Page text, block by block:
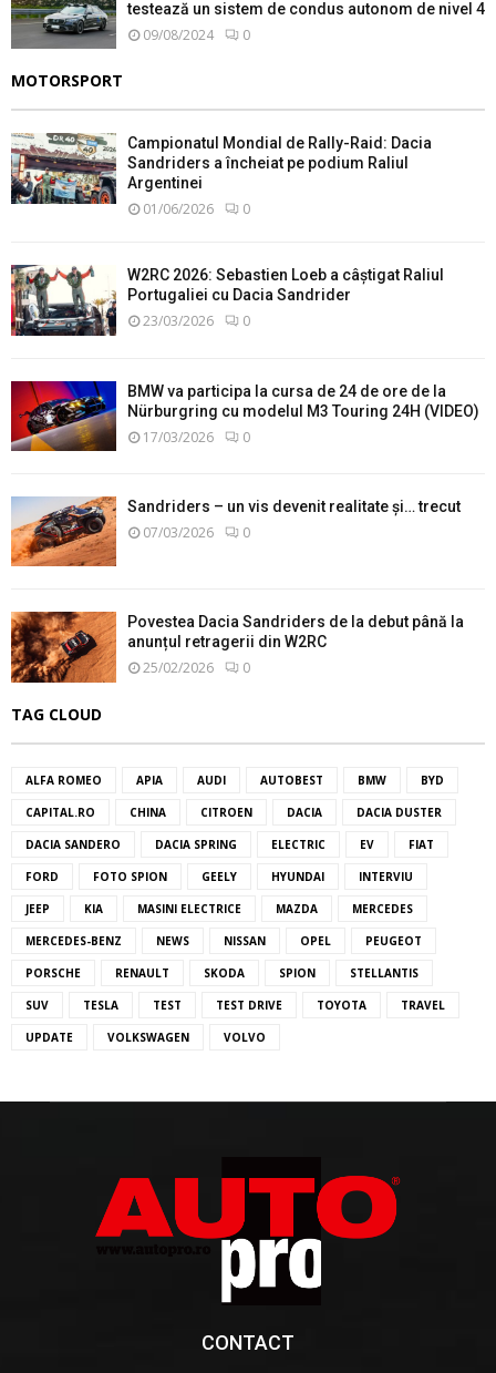
testează un sistem de condus autonom de nivel 4
09/08/2024 0
MOTORSPORT
Campionatul Mondial de Rally-Raid: Dacia
Sandriders a încheiat pe podium Raliul
Argentinei
01/06/2026 0
W2RC 2026: Sebastien Loeb a câștigat Raliul
Portugaliei cu Dacia Sandrider
23/03/2026 0
BMW va participa la cursa de 24 de ore de la
Nürburgring cu modelul M3 Touring 24H (VIDEO)
17/03/2026 0
Sandriders – un vis devenit realitate și… trecut
07/03/2026 0
Povestea Dacia Sandriders de la debut până la
anunțul retragerii din W2RC
25/02/2026 0
TAG CLOUD
ALFA ROMEO APIA AUDI AUTOBEST BMW BYD
CAPITAL.RO CHINA CITROEN DACIA DACIA DUSTER
DACIA SANDERO DACIA SPRING ELECTRIC EV FIAT
FORD FOTO SPION GEELY HYUNDAI INTERVIU
JEEP KIA MASINI ELECTRICE MAZDA MERCEDES
MERCEDES-BENZ NEWS NISSAN OPEL PEUGEOT
PORSCHE RENAULT SKODA SPION STELLANTIS
SUV TESLA TEST TEST DRIVE TOYOTA TRAVEL
UPDATE VOLKSWAGEN VOLVO
CONTACT